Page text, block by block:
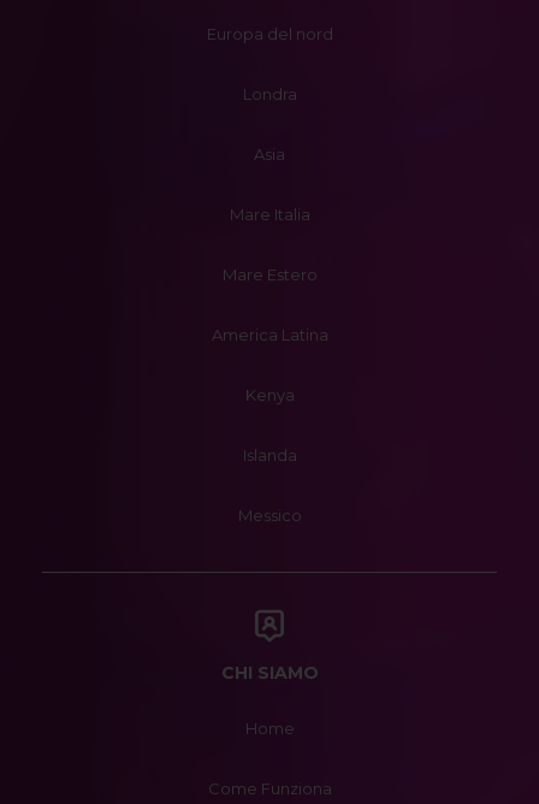
Europa del nord
Londra
Asia
Mare Italia
Mare Estero
America Latina
Kenya
Islanda
Messico
CHI SIAMO
Home
Come Funziona